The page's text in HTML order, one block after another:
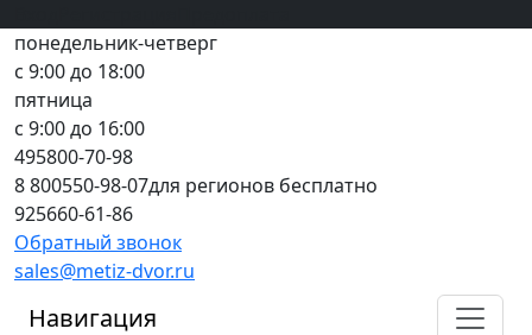
понедельник-четверг
с 9:00 до 18:00
пятница
с 9:00 до 16:00
495800-70-98
8 800550-98-07для регионов бесплатно
925660-61-86
Обратный звонок
sales@metiz-dvor.ru
Навигация